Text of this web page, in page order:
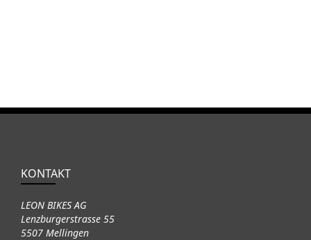
KONTAKT
LEON BIKES AG
Lenzburgerstrasse 55
5507 Mellingen